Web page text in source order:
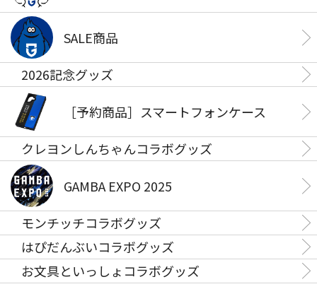
SALE商品
2026記念グッズ
［予約商品］スマートフォンケース
クレヨンしんちゃんコラボグッズ
GAMBA EXPO 2025
モンチッチコラボグッズ
はぴだんぶいコラボグッズ
お文具といっしょコラボグッズ